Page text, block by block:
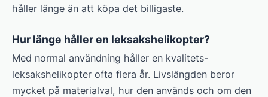
håller länge än att köpa det billigaste.
Hur länge håller en leksakshelikopter?
Med normal användning håller en kvalitets-
leksakshelikopter ofta flera år. Livslängden beror
mycket på materialval, hur den används och om den